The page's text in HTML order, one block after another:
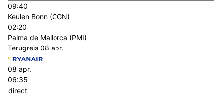
09:40
Keulen Bonn (CGN)
02:20
Palma de Mallorca (PMI)
Terugreis 08 apr.
08 apr.
06:35
direct